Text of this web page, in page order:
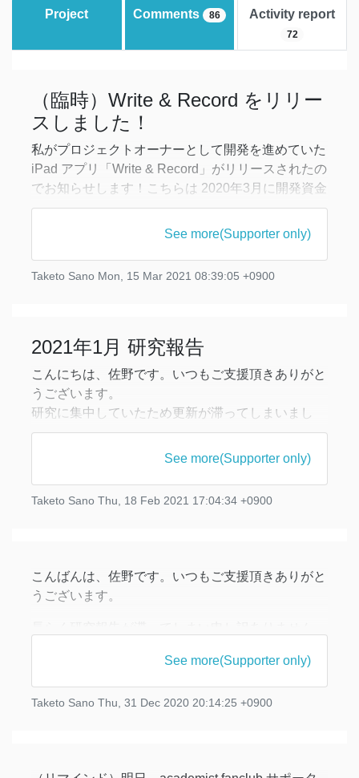
Project Comments 86 Activity report
72
（臨時）Write & Record をリリー
スしました！
私がプロジェクトオーナーとして開発を進めていた
iPad アプリ「Write & Record」がリリースされたの
でお知らせします！こちらは 2020年3月に開発資金
を募るために CAMP-FIRE でクラウドファンディン
グ PJ を立ち上げたものです。
AppStore (iPad のみ、¥490)
https://apps.apple.com/jp/app/write-record/i
See more(Supporter only)
Taketo Sano Mon, 15 Mar 2021 08:39:05 +0900
2021年1月 研究報告
こんにちは、佐野です。いつもご支援頂きありがと
うございます。
研究に集中していたため更新が滞ってしまいまし
た、申し訳ありません。
● 論文が公開されました！
昨年の夏から取り組んでいた研究を論文にまとめて
公開しました。
（論文の末尾の謝辞に、サポーターの方々
See more(Supporter only)
Taketo Sano Thu, 18 Feb 2021 17:04:34 +0900
こんばんは、佐野です。いつもご支援頂きありがと
うございます。
間が作れないまま年末になってしまいました。
今回は 10月25日 に行った「オンライン研究報告
See more(Supporter only)
Taketo Sano Thu, 31 Dec 2020 20:14:25 +0900